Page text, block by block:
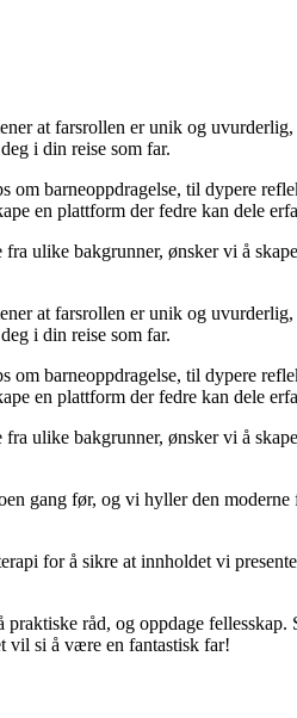
at farsrollen er unik og
i din reise som far.
om barneoppdragelse, til dypere
en plattform der fedre kan dele
ulike bakgrunner, ønsker vi å
at farsrollen er unik og
i din reise som far.
om barneoppdragelse, til dypere
en plattform der fedre kan dele
ulike bakgrunner, ønsker vi å
gang før, og vi hyller den
for å sikre at innholdet vi
råd, og oppdage
vil si å være en fantastisk far!